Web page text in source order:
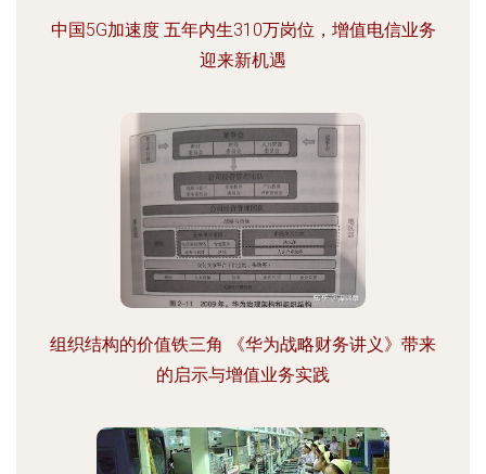
中国5G加速度 五年内生310万岗位，增值电信业务
迎来新机遇
组织结构的价值铁三角 《华为战略财务讲义》带来
的启示与增值业务实践